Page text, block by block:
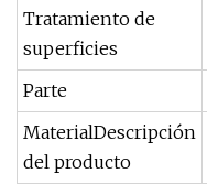
Tratamiento de
superficies
Parte
MaterialDescripción
del producto